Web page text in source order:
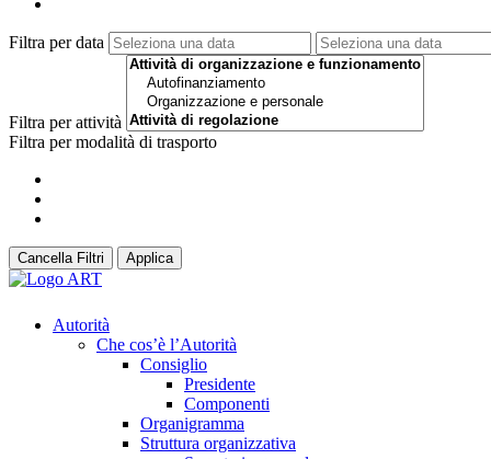
Filtra per data
Filtra per attività
Filtra per modalità di trasporto
Cancella Filtri Applica
Autorità
Che cos’è l’Autorità
Consiglio
Presidente
Componenti
Organigramma
Struttura organizzativa